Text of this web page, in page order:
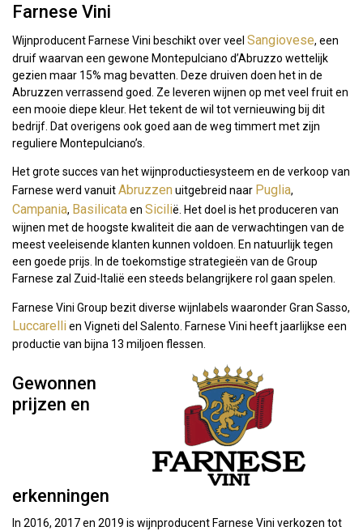
Farnese Vini
Wijnproducent Farnese Vini beschikt over veel Sangiovese, een
druif waarvan een gewone Montepulciano d’Abruzzo wettelijk
gezien maar 15% mag bevatten. Deze druiven doen het in de
Abruzzen verrassend goed. Ze leveren wijnen op met veel fruit en
een mooie diepe kleur. Het tekent de wil tot vernieuwing bij dit
bedrijf. Dat overigens ook goed aan de weg timmert met zijn
reguliere Montepulciano’s.
Het grote succes van het wijnproductiesysteem en de verkoop van
Farnese werd vanuitAbruzzen uitgebreid naar Puglia,
Campania, Basilicataen Sicilië. Het doel is het produceren van
wijnen met de hoogste kwaliteit die aan de verwachtingen van de
meest veeleisende klanten kunnen voldoen. En natuurlijk tegen
een goede prijs. In de toekomstige strategieën van de Group
Farnese zal Zuid-Italië een steeds belangrijkere rol gaan spelen.
Farnese Vini Group bezit diverse wijnlabels waaronder Gran Sasso,
Luccarellien Vigneti del Salento. Farnese Vini heeft jaarlijkse een
productie van bijna 13 miljoen flessen.
Gewonnen
prijzen en
erkenningen
In 2016, 2017 en 2019 is wijnproducent Farnese Vini verkozen tot